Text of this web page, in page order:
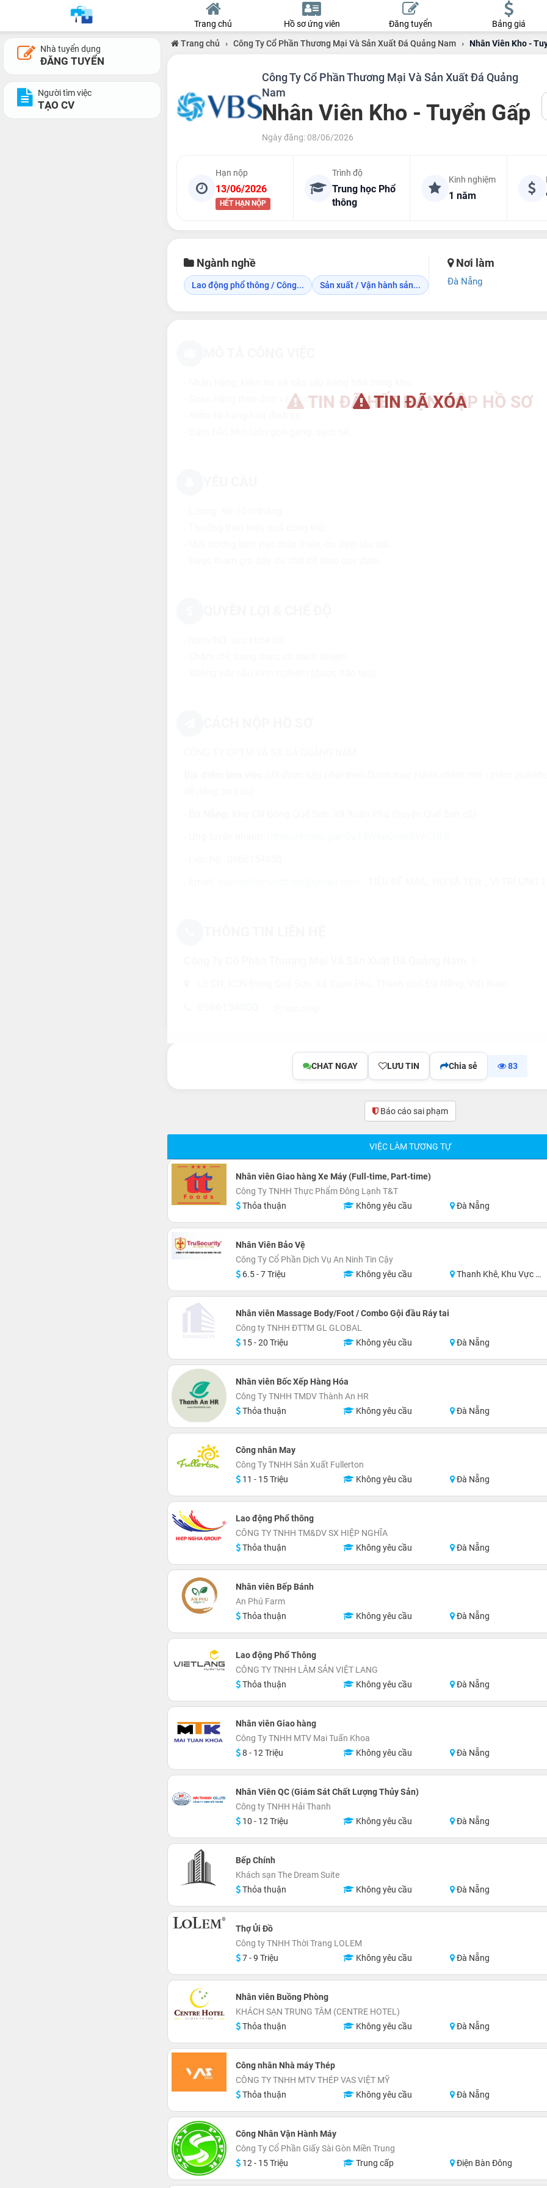
Trang chủ Hồ sơ ứng viên Đăng tuyển Bảng giá
Nhà tuyển dụng
ĐĂNG TUYỂN
Người tìm việc
TẠO CV
Trang chủ › Công Ty Cổ Phần Thương Mại Và Sản Xuất Đá Quảng Nam › Nhân Viên Kho -
Công Ty Cổ Phần Thương Mại Và Sản Xuất Đá Quảng
Nam
Nhân Viên Kho - Tuyển Gấp
Ngày đăng: 08/06/2026
Hạn nộp
13/06/2026
HẾT HẠN NỘP
Trình độ
Trung học Phổ
thông
Kinh nghiệm
1 năm
Ngành nghề
Lao động phổ thông / Công... Sản xuất / Vận hành sản...
Nơi làm
Đà Nẵng
TIN ĐÃ HẾT HẠN NỘP HỒ SƠ
TIN ĐÃ XÓA
- Soạn hàng theo đơn và đóng gói.
CHAT NGAY LƯU TIN Chia sẻ 83
Báo cáo sai phạm
VIỆC LÀM TƯƠNG TỰ
Nhân viên Giao hàng Xe Máy (Full-time, Part-time)
Công Ty TNHH Thực Phẩm Đông Lạnh T&T
Thỏa thuận
Không yêu cầu Đà Nẵng
Nhân Viên Bảo Vệ
Công Ty Cổ Phần Dịch Vụ An Ninh Tin Cậy
6.5 - 7 Triệu
Không yêu cầu Thanh Khê, Khu Vực Lân Cận Đà Nẵng
Nhân viên Massage Body/Foot / Combo Gội đầu Ráy tai
Công ty TNHH ĐTTM GL GLOBAL
15 - 20 Triệu
Không yêu cầu Đà Nẵng
Nhân viên Bốc Xếp Hàng Hóa
Công Ty TNHH TMDV Thành An HR
Thỏa thuận
Không yêu cầu Đà Nẵng
Công nhân May
Công Ty TNHH Sản Xuất Fullerton
11 - 15 Triệu
Không yêu cầu Đà Nẵng
Lao động Phổ thông
CÔNG TY TNHH TM&DV SX HIỆP NGHĨA
Thỏa thuận
Không yêu cầu Đà Nẵng
Nhân viên Bếp Bánh
An Phú Farm
Thỏa thuận
Không yêu cầu Đà Nẵng
Lao động Phổ Thông
CÔNG TY TNHH LÂM SẢN VIỆT LANG
Thỏa thuận
Không yêu cầu Đà Nẵng
Nhân viên Giao hàng
Công Ty TNHH MTV Mai Tuấn Khoa
8 - 12 Triệu
Không yêu cầu Đà Nẵng
Nhân Viên QC (Giám Sát Chất Lượng Thủy Sản)
Công ty TNHH Hải Thanh
10 - 12 Triệu
Không yêu cầu Đà Nẵng
Bếp Chính
Khách sạn The Dream Suite
Thỏa thuận
Không yêu cầu Đà Nẵng
Thợ Ủi Đồ
Công ty TNHH Thời Trang LOLEM
7 - 9 Triệu
Không yêu cầu Đà Nẵng
Nhân viên Buồng Phòng
KHÁCH SẠN TRUNG TÂM (CENTRE HOTEL)
Thỏa thuận
Không yêu cầu Đà Nẵng
Công nhân Nhà máy Thép
CÔNG TY TNHH MTV THÉP VAS VIỆT MỸ
Thỏa thuận
Không yêu cầu Đà Nẵng
Công Nhân Vận Hành Máy
Công Ty Cổ Phần Giấy Sài Gòn Miền Trung
12 - 15 Triệu
Trung cấp Điện Bàn Đông